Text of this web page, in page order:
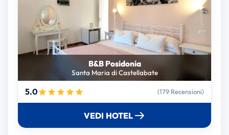
B&B Posidonia
Santa Maria di Castellabate
5.0 (179 Recensioni)
VEDI HOTEL